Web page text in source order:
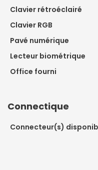
Clavier rétroéclairé
Clavier RGB
Pavé numérique
Lecteur biométrique
Office fourni
Connectique
Connecteur(s)